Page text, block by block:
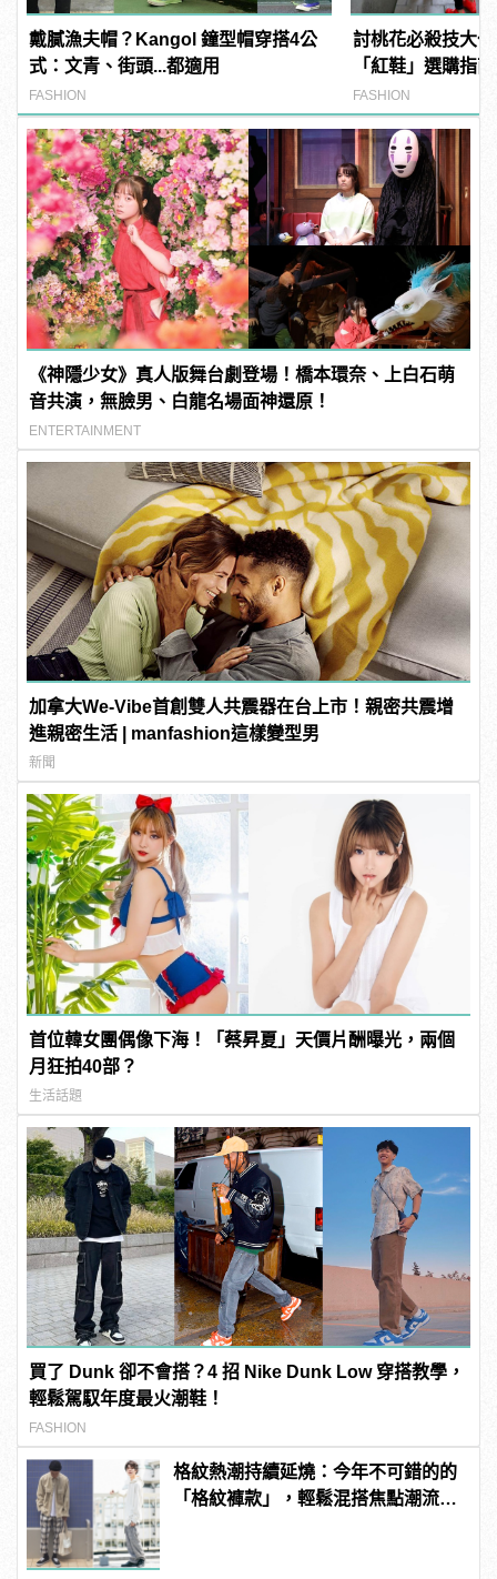
戴膩漁夫帽？Kangol 鐘型帽穿搭4公
式：文青、街頭...都適用
FASHION
討桃花必殺技大
「紅鞋」選購指南
FASHION
《神隱少女》真人版舞台劇登場！橋本環奈、上白石萌
音共演，無臉男、白龍名場面神還原！
ENTERTAINMENT
加拿大We-Vibe首創雙人共震器在台上市！親密共震增
進親密生活 | manfashion這樣變型男
新聞
首位韓女團偶像下海！「蔡昇夏」天價片酬曝光，兩個
月狂拍40部？
生活話題
買了 Dunk 卻不會搭？4 招 Nike Dunk Low 穿搭教學，
輕鬆駕馭年度最火潮鞋！
FASHION
格紋熱潮持續延燒：今年不可錯的的
「格紋褲款」，輕鬆混搭焦點潮流氣